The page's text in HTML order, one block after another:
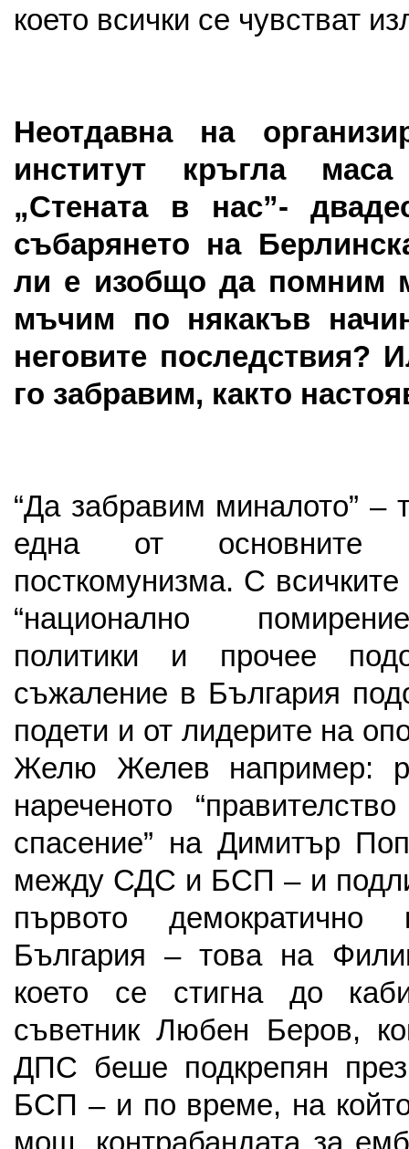
което всички се чувстват
Неотдавна на
институт кръгла
„Стената в нас”-
събарянето на
ли е изобщо да помним
мъчим по някакъв
неговите последствия?
го забравим, както
“Да забравим миналото” –
една от основните
посткомунизма. С
“национално
политики и прочее
съжаление в България
подети и от лидерите на
Желю Желев например:
нареченото
спасение” на Димитър
между СДС и БСП – и
първото демократично
България – това на
което се стигна до
съветник Любен Беров,
ДПС беше подкрепян
БСП – и по време, на